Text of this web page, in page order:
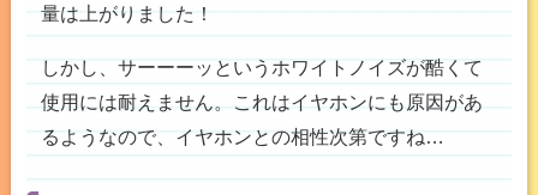
量は上がりました！
しかし、サーーーッというホワイトノイズが酷くて
使用には耐えません。これはイヤホンにも原因があ
るようなので、イヤホンとの相性次第ですね…